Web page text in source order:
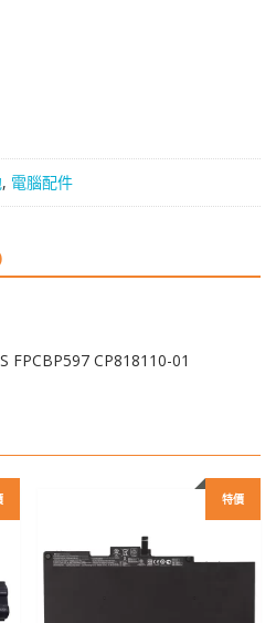
, 電腦配件
FPCBP597 CP818110-01
特價